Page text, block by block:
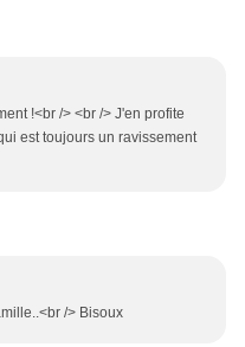
!<br /> <br /> J'en profite
est toujours un ravissement
/> Bisoux